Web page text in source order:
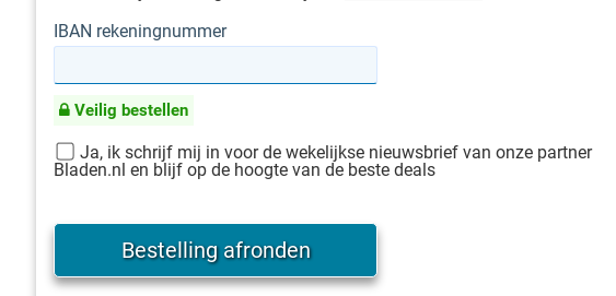
IBAN rekeningnummer
Veilig bestellen
Ja, ik schrijf mij in voor de wekelijkse nieuwsbrief van onze partner
Bladen.nl en blijf op de hoogte van de beste deals